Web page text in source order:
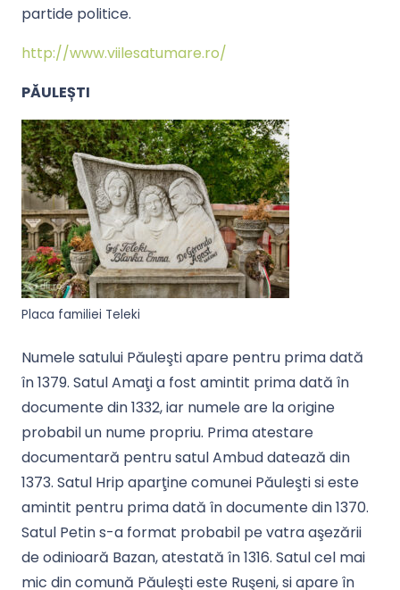
partide politice.
http://www.viilesatumare.ro/
PĂULEȘTI
Placa familiei Teleki
Numele satului Păuleşti apare pentru prima dată
în 1379. Satul Amaţi a fost amintit prima dată în
documente din 1332, iar numele are la origine
probabil un nume propriu. Prima atestare
documentară pentru satul Ambud datează din
1373. Satul Hrip aparţine comunei Păuleşti si este
amintit pentru prima dată în documente din 1370.
Satul Petin s-a format probabil pe vatra aşezării
de odinioară Bazan, atestată în 1316. Satul cel mai
mic din comună Păuleşti este Ruşeni, si apare în